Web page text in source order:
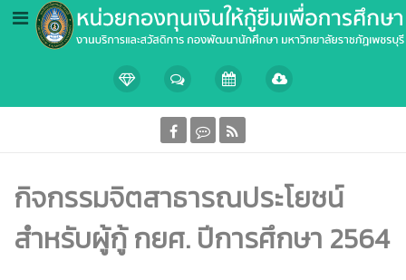
กิจกรรมจิตสาธารณประโยชน์
สำหรับผู้กู้ กยศ. ปีการศึกษา 2564